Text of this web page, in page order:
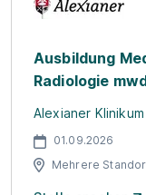
Ausbildung
Radiologie
Alexianer
01.09.2026
Mehrere